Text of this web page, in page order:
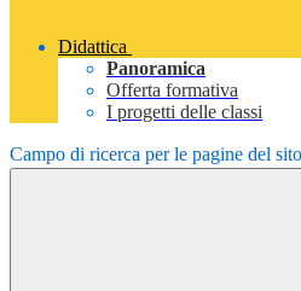
Didattica
Panoramica
Offerta formativa
I progetti delle classi
Campo di ricerca per le pagine del sito